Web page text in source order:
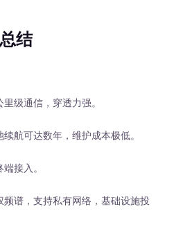
结
里级通信，穿透力强。
续航可达数年，维护成本极低。
接入。
频谱，支持私有网络，基础设施投